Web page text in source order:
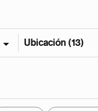
Ubicación (13)